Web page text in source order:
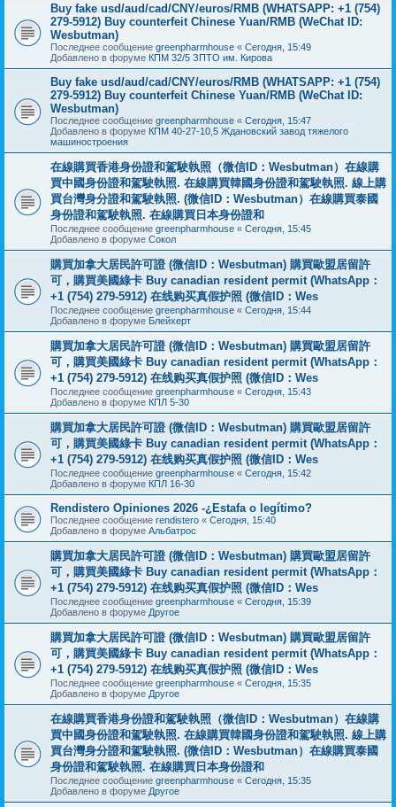
Buy fake usd/aud/cad/CNY/euros/RMB (WHATSAPP: +1 (754)
279-5912) Buy counterfeit Chinese Yuan/RMB (WeChat ID:
Wesbutman)
Последнее сообщение greenpharmhouse « Сегодня, 15:49
Добавлено в форуме КПМ 32/5 ЗПТО им. Кирова
Buy fake usd/aud/cad/CNY/euros/RMB (WHATSAPP: +1 (754)
279-5912) Buy counterfeit Chinese Yuan/RMB (WeChat ID:
Wesbutman)
Последнее сообщение greenpharmhouse « Сегодня, 15:47
Добавлено в форуме КПМ 40-27-10,5 Ждановский завод тяжелого
машиностроения
在線購買香港身份證和駕駛執照（微信ID：Wesbutman）在線購
買中國身份證和駕駛執照. 在線購買韓國身份證和駕駛執照. 線上購
買台灣身分證和駕駛執照. (微信ID：Wesbutman）在線購買泰國
身份證和駕駛執照. 在線購買日本身份證和
Последнее сообщение greenpharmhouse « Сегодня, 15:45
Добавлено в форуме Сокол
購買加拿大居民許可證 (微信ID：Wesbutman) 購買歐盟居留許
可，購買美國綠卡 Buy canadian resident permit (WhatsApp：
+1 (754) 279-5912) 在线购买真假护照 (微信ID：Wes
Последнее сообщение greenpharmhouse « Сегодня, 15:44
Добавлено в форуме Блейхерт
購買加拿大居民許可證 (微信ID：Wesbutman) 購買歐盟居留許
可，購買美國綠卡 Buy canadian resident permit (WhatsApp：
+1 (754) 279-5912) 在线购买真假护照 (微信ID：Wes
Последнее сообщение greenpharmhouse « Сегодня, 15:43
Добавлено в форуме КПЛ 5-30
購買加拿大居民許可證 (微信ID：Wesbutman) 購買歐盟居留許
可，購買美國綠卡 Buy canadian resident permit (WhatsApp：
+1 (754) 279-5912) 在线购买真假护照 (微信ID：Wes
Последнее сообщение greenpharmhouse « Сегодня, 15:42
Добавлено в форуме КПЛ 16-30
Rendistero Opiniones 2026 -¿Estafa o legítimo?
Последнее сообщение rendistero « Сегодня, 15:40
Добавлено в форуме Альбатрос
購買加拿大居民許可證 (微信ID：Wesbutman) 購買歐盟居留許
可，購買美國綠卡 Buy canadian resident permit (WhatsApp：
+1 (754) 279-5912) 在线购买真假护照 (微信ID：Wes
Последнее сообщение greenpharmhouse « Сегодня, 15:39
Добавлено в форуме Другое
購買加拿大居民許可證 (微信ID：Wesbutman) 購買歐盟居留許
可，購買美國綠卡 Buy canadian resident permit (WhatsApp：
+1 (754) 279-5912) 在线购买真假护照 (微信ID：Wes
Последнее сообщение greenpharmhouse « Сегодня, 15:35
Добавлено в форуме Другое
在線購買香港身份證和駕駛執照（微信ID：Wesbutman）在線購
買中國身份證和駕駛執照. 在線購買韓國身份證和駕駛執照. 線上購
買台灣身分證和駕駛執照. (微信ID：Wesbutman）在線購買泰國
身份證和駕駛執照. 在線購買日本身份證和
Последнее сообщение greenpharmhouse « Сегодня, 15:35
Добавлено в форуме Другое